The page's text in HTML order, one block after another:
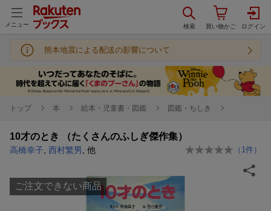
メニュー
熊本地震による配送の影響について
トップ 本 絵本・児童書・図鑑 図鑑・ちしき
10才のとき （たくさんのふしぎ傑作集）
高橋幸子 西村繁男 , 他 （ 1 件）
ご注文できない商品